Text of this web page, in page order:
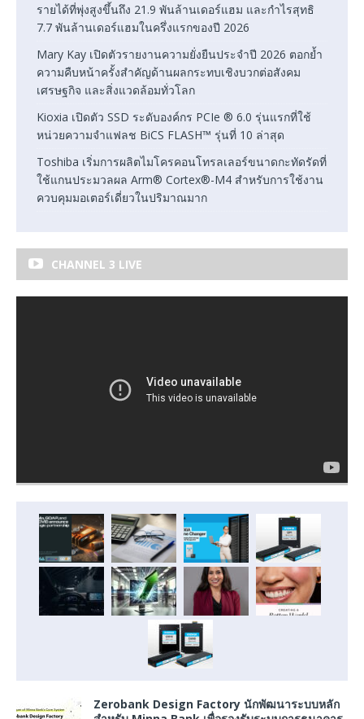
รายได้ที่พุ่งสูงขึ้นถึง 21.9 พันล้านเดอร์แฮม และกำไรสุทธิ
7.7 พันล้านเดอร์แฮมในครึ่งแรกของปี 2026
Mary Kay เปิดตัวรายงานความยั่งยืนประจำปี 2026 ตอกย้ำ
ความคืบหน้าครั้งสำคัญด้านผลกระทบเชิงบวกต่อสังคม
เศรษฐกิจ และสิ่งแวดล้อมทั่วโลก
Kioxia เปิดตัว SSD ระดับองค์กร PCIe ® 6.0 รุ่นแรกที่ใช้
หน่วยความจำแฟลช BiCS FLASH™ รุ่นที่ 10 ล่าสุด
Toshiba เริ่มการผลิตไมโครคอนโทรลเลอร์ขนาดกะทัดรัดที่
ใช้แกนประมวลผล Arm® Cortex®-M4 สำหรับการใช้งาน
ควบคุมมอเตอร์เดี่ยวในปริมาณมาก
CHANNEL 3 LIVE
Zerobank Design Factory นักพัฒนาระบบหลัก